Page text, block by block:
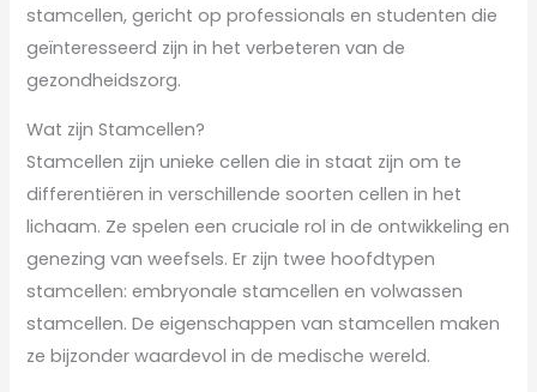
stamcellen, gericht op professionals en studenten die
geïnteresseerd zijn in het verbeteren van de
gezondheidszorg.
Wat zijn Stamcellen?
Stamcellen zijn unieke cellen die in staat zijn om te
differentiëren in verschillende soorten cellen in het
lichaam. Ze spelen een cruciale rol in de ontwikkeling en
genezing van weefsels. Er zijn twee hoofdtypen
stamcellen: embryonale stamcellen en volwassen
stamcellen. De eigenschappen van stamcellen maken
ze bijzonder waardevol in de medische wereld.